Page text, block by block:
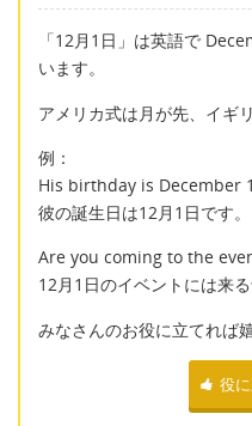
「12月1日」は英語で
います。
アメリカ式は月が先、イギ
例：
His birthday is December
彼の誕生日は12月1日です。
Are you coming to the
12月1日のイベントには来
みなさんのお役に立てれば
役